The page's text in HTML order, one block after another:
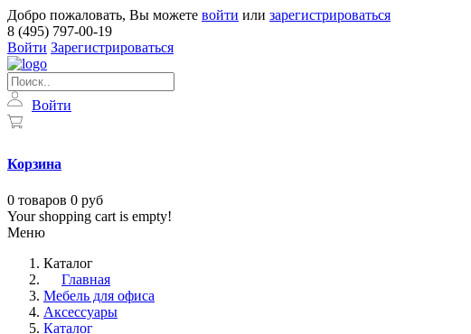
Добро пожаловать, Вы можете войти или зарегистрироваться
8 (495) 797-00-19
Войти Зарегистрироваться
Войти
Корзина
0 товаров 0 руб
Your shopping cart is empty!
Меню
Каталог
Главная
Мебель для офиса
Аксессуары
Каталог